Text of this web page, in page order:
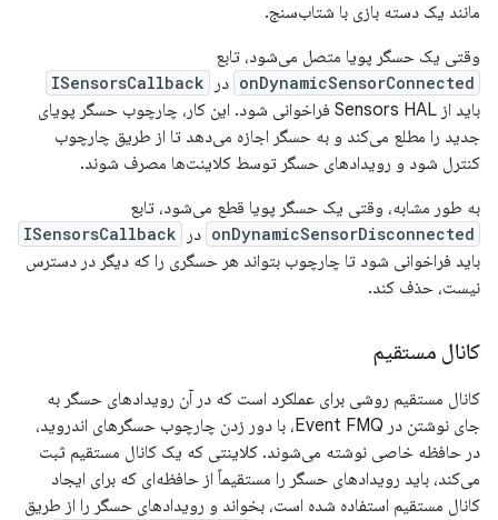
مانند یک دسته بازی با شتاب‌سنج.
وقتی یک حسگر پویا متصل می‌شود، تابع
onDynamicSensorConnected در ISensorsCallback
باید از Sensors HAL فراخوانی شود. این کار، چارچوب حسگر پویای
جدید را مطلع می‌کند و به حسگر اجازه می‌دهد تا از طریق چارچوب
کنترل شود و رویدادهای حسگر توسط کلاینت‌ها مصرف شوند.
به طور مشابه، وقتی یک حسگر پویا قطع می‌شود، تابع
onDynamicSensorDisconnected در ISensorsCallback
باید فراخوانی شود تا چارچوب بتواند هر حسگری را که دیگر در دسترس
نیست، حذف کند.
کانال مستقیم
کانال مستقیم روشی برای عملکرد است که در آن رویدادهای حسگر به
جای نوشتن در Event FMQ، با دور زدن چارچوب حسگرهای اندروید،
در حافظه خاصی نوشته می‌شوند. کلاینتی که یک کانال مستقیم ثبت
می‌کند، باید رویدادهای حسگر را مستقیماً از حافظه‌ای که برای ایجاد
کانال مستقیم استفاده شده است، بخواند و رویدادهای حسگر را از طریق